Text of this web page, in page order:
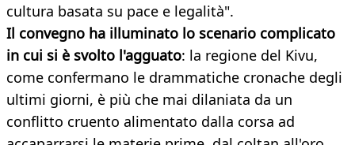
cultura basata su pace e legalità".
Il convegno ha illuminato lo scenario complicato
in cui si è svolto l'agguato: la regione del Kivu,
come confermano le drammatiche cronache degli
ultimi giorni, è più che mai dilaniata da un
conflitto cruento alimentato dalla corsa ad